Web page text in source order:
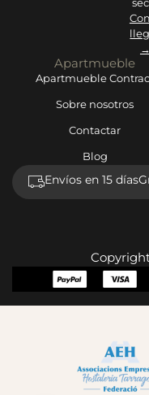
→
Apartmueble
Apartmueble
Sobre nosotros
Contactar
Blog
Envíos en 15 días